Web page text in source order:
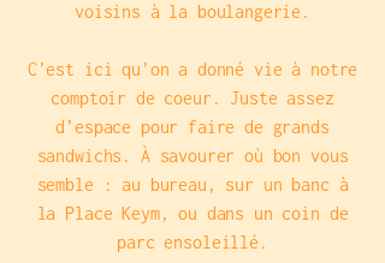
voisins à la boulangerie.
C’est ici qu’on a donné vie à notre
comptoir de coeur. Juste assez
d’espace pour faire de grands
sandwichs. À savourer où bon vous
semble : au bureau, sur un banc à
la Place Keym, ou dans un coin de
parc ensoleillé.